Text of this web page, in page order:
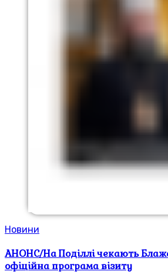
Новини
АНОНС/На Поділлі чекають
офіційна програма візиту